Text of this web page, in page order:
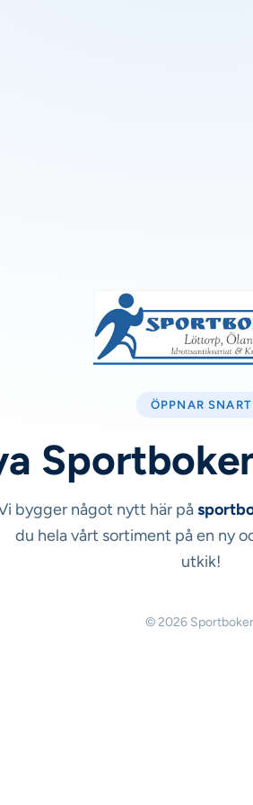
ÖPPNAR SNART
bygger något nytt här på
du hela vårt sortiment på en ny
utkik!
© 2026